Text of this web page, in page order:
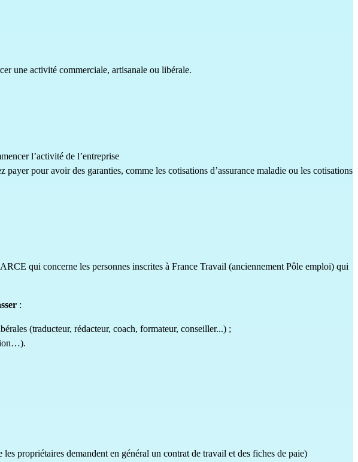
une activité commerciale, artisanale ou libérale.
l’activité de l’entreprise
pour avoir des garanties, comme les cotisations d’assurance maladie ou les cotisations
ARCE qui concerne les personnes inscrites à France Travail (anciennement Pôle emploi) qui
:
(traducteur, rédacteur, coach, formateur, conseiller...) ;
propriétaires demandent en général un contrat de travail et des fiches de paie)